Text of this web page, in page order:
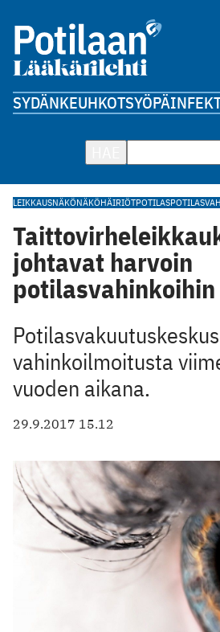
SYDÄNKEUHKOTSYÖPÄ
LEIKKAUSNÄKÖNÄKÖHÄIRIÖTPOTILAS
johtavat harvoin
potilasvahinkoihin
vahinkoilmoitusta
vuoden aikana.
29.9.2017 15.12